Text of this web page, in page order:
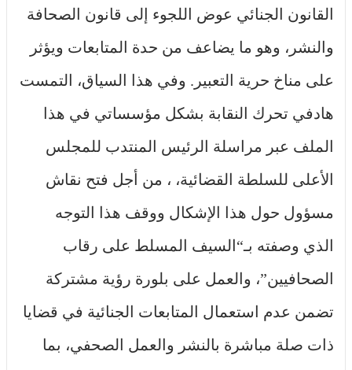
القانون الجنائي عوض اللجوء إلى قانون الصحافة
والنشر، وهو ما يضاعف من حدة المتابعات ويؤثر
على مناخ حرية التعبير. وفي هذا السياق، التمست
هادفي تحرك النقابة بشكل مؤسساتي في هذا
الملف عبر مراسلة الرئيس المنتدب للمجلس
الأعلى للسلطة القضائية، ، من أجل فتح نقاش
مسؤول حول هذا الإشكال ووقف هذا التوجه
الذي وصفته بـ“السيف المسلط على رقاب
الصحافيين”، والعمل على بلورة رؤية مشتركة
تضمن عدم استعمال المتابعات الجنائية في قضايا
ذات صلة مباشرة بالنشر والعمل الصحفي، بما